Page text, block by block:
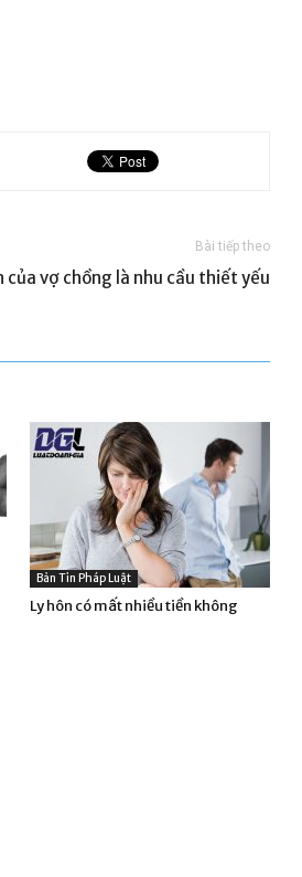
Bài tiếp theo
của vợ chồng là nhu cầu thiết yếu
Bản Tin Pháp Luật
Ly hôn có mất nhiều tiền không